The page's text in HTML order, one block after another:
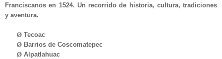
Franciscanos en 1524. Un recorrido de historia, cultura, tradiciones
y aventura.
Ø Tecoac
Ø Barrios de Coscomatepec
Ø Alpatlahuac